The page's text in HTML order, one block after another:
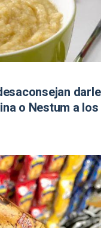
darle
o Nestum a los